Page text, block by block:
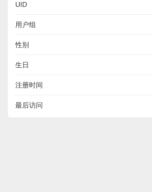
UID
用户组
性别
生日
注册时间
最后访问